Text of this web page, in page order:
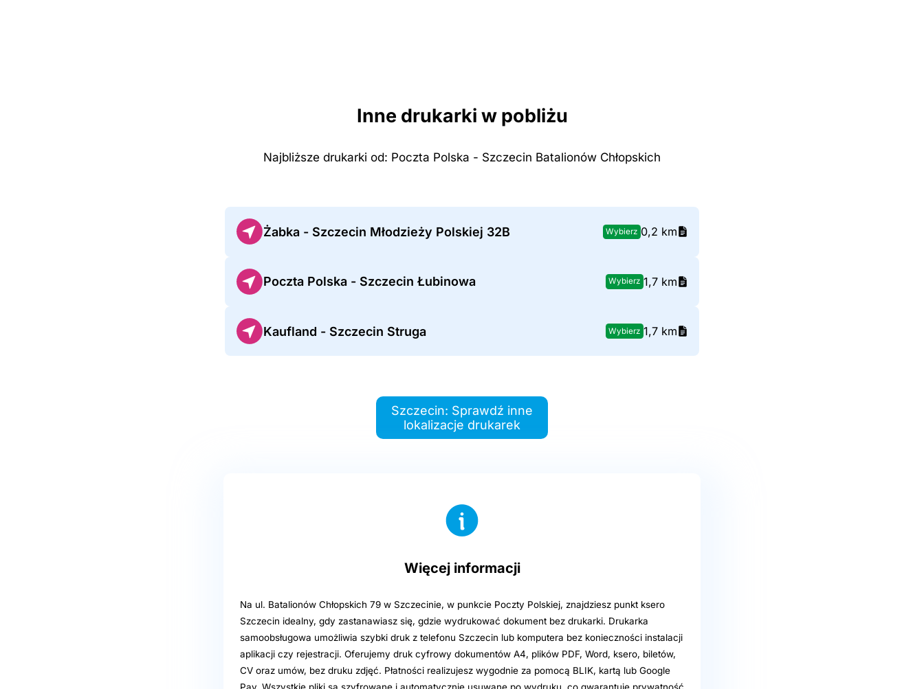
Inne drukarki w pobliżu
Najbliższe drukarki od: Poczta Polska - Szczecin Batalionów Chłopskich
Żabka - Szczecin Młodzieży Polskiej 32B Wybierz 0,2 km
Poczta Polska - Szczecin Łubinowa Wybierz 1,7 km
Kaufland - Szczecin Struga Wybierz 1,7 km
Szczecin: Sprawdź inne
lokalizacje drukarek
Więcej informacji
Na ul. Batalionów Chłopskich 79 w Szczecinie, w punkcie Poczty Polskiej, znajdziesz punkt ksero
Szczecin idealny, gdy zastanawiasz się, gdzie wydrukować dokument bez drukarki. Drukarka
samoobsługowa umożliwia szybki druk z telefonu Szczecin lub komputera bez konieczności instalacji
aplikacji czy rejestracji. Oferujemy druk cyfrowy dokumentów A4, plików PDF, Word, ksero, biletów,
CV oraz umów, bez druku zdjęć. Płatności realizujesz wygodnie za pomocą BLIK, kartą lub Google